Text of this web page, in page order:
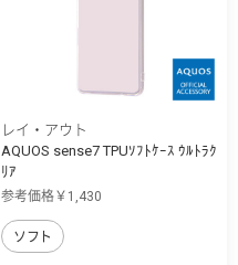
レイ・アウト
AQUOS sense7 TPUｿﾌﾄｹｰｽ ｳﾙﾄﾗｸ
ﾘｱ
参考価格￥1,430
ソフト